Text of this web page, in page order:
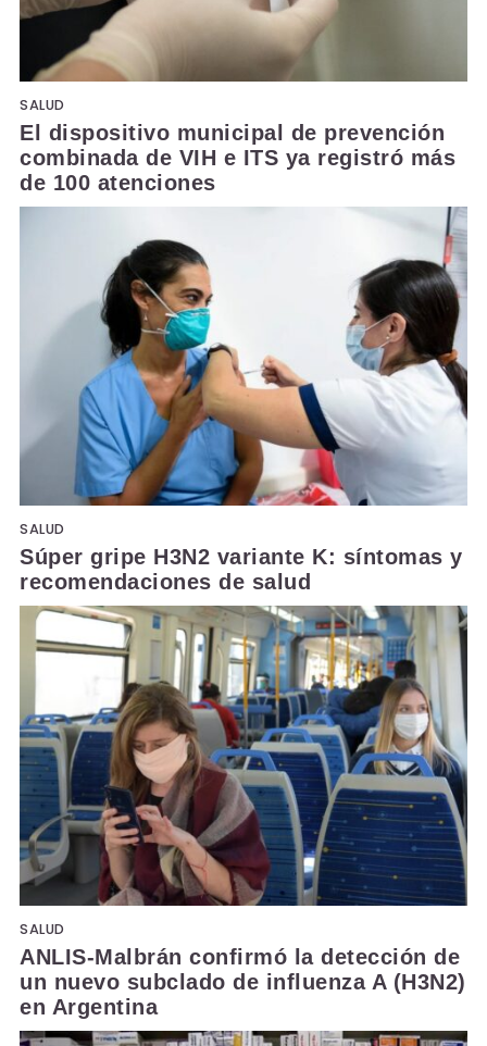
SALUD
El dispositivo municipal de prevención
combinada de VIH e ITS ya registró más
de 100 atenciones
SALUD
Súper gripe H3N2 variante K: síntomas y
recomendaciones de salud
SALUD
ANLIS-Malbrán confirmó la detección de
un nuevo subclado de influenza A (H3N2)
en Argentina